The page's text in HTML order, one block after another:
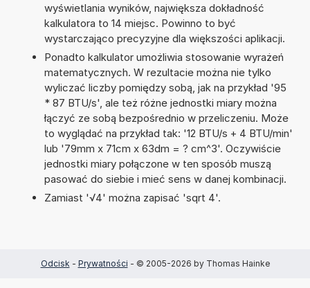
wyświetlania wyników, największa dokładność
kalkulatora to 14 miejsc. Powinno to być
wystarczająco precyzyjne dla większości aplikacji.
Ponadto kalkulator umożliwia stosowanie wyrażeń
matematycznych. W rezultacie można nie tylko
wyliczać liczby pomiędzy sobą, jak na przykład '95
* 87 BTU/s', ale też różne jednostki miary można
łączyć ze sobą bezpośrednio w przeliczeniu. Może
to wyglądać na przykład tak: '12 BTU/s + 4 BTU/min'
lub '79mm x 71cm x 63dm = ? cm^3'. Oczywiście
jednostki miary połączone w ten sposób muszą
pasować do siebie i mieć sens w danej kombinacji.
Zamiast '√4' można zapisać 'sqrt 4'.
Odcisk - Prywatności - © 2005-2026 by Thomas Hainke